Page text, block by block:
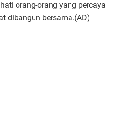
orang-orang yang percaya
dibangun bersama.(AD)